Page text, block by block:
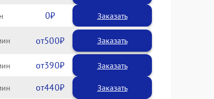
0
Заказать
500
390
440